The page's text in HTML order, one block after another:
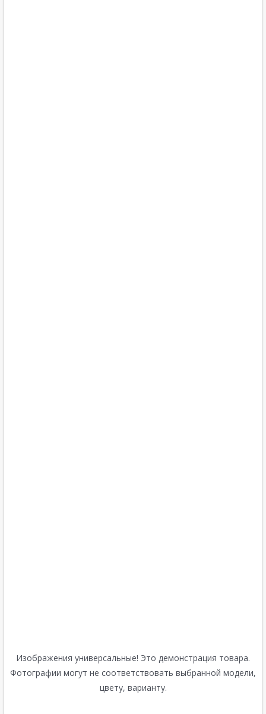
Изображения универсальные! Это демонстрация товара.
Фотографии могут не соответствовать выбранной модели,
цвету, варианту.